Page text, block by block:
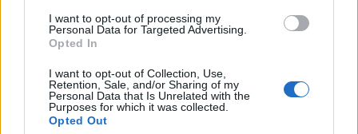
I want to opt-out of processing my
Personal Data for Targeted Advertising.
Opted In
I want to opt-out of Collection, Use,
Retention, Sale, and/or Sharing of my
Personal Data that Is Unrelated with the
Purposes for which it was collected.
Opted Out